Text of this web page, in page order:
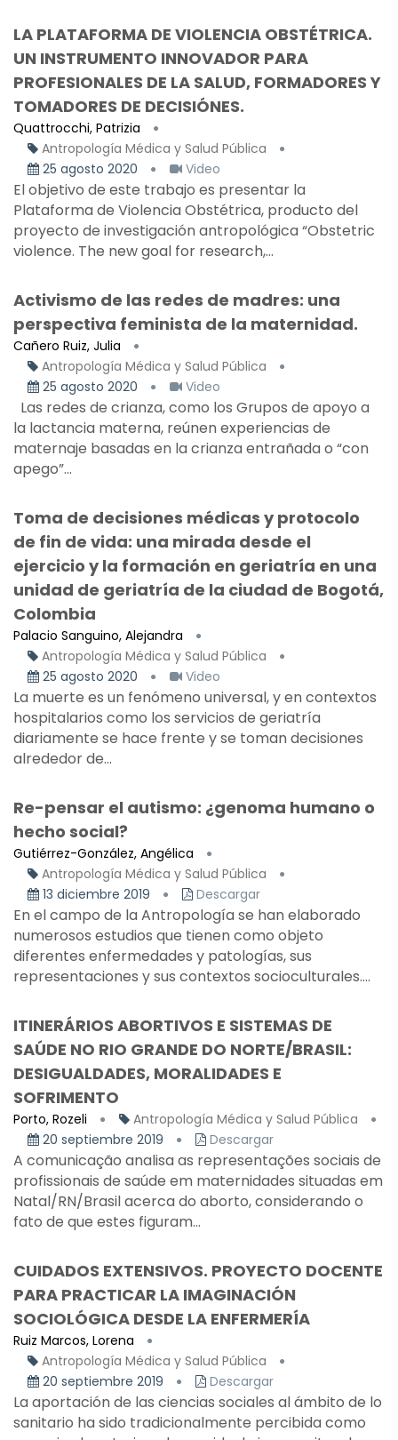
LA PLATAFORMA DE VIOLENCIA OBSTÉTRICA.
UN INSTRUMENTO INNOVADOR PARA
PROFESIONALES DE LA SALUD, FORMADORES Y
TOMADORES DE DECISIÓNES.
Quattrocchi, Patrizia
Antropología Médica y Salud Pública
25 agosto 2020
Video
El objetivo de este trabajo es presentar la
Plataforma de Violencia Obstétrica, producto del
proyecto de investigación antropológica “Obstetric
violence. The new goal for research,...
Activismo de las redes de madres: una
perspectiva feminista de la maternidad.
Cañero Ruiz, Julia
Antropología Médica y Salud Pública
25 agosto 2020
Video
Las redes de crianza, como los Grupos de apoyo a
la lactancia materna, reúnen experiencias de
maternaje basadas en la crianza entrañada o “con
apego”...
Toma de decisiones médicas y protocolo
de fin de vida: una mirada desde el
ejercicio y la formación en geriatría en una
unidad de geriatría de la ciudad de Bogotá,
Colombia
Palacio Sanguino, Alejandra
Antropología Médica y Salud Pública
25 agosto 2020
Video
La muerte es un fenómeno universal, y en contextos
hospitalarios como los servicios de geriatría
diariamente se hace frente y se toman decisiones
alrededor de...
Re-pensar el autismo: ¿genoma humano o
hecho social?
Gutiérrez-González, Angélica
Antropología Médica y Salud Pública
13 diciembre 2019
Descargar
En el campo de la Antropología se han elaborado
numerosos estudios que tienen como objeto
diferentes enfermedades y patologías, sus
representaciones y sus contextos socioculturales....
ITINERÁRIOS ABORTIVOS E SISTEMAS DE
SAÚDE NO RIO GRANDE DO NORTE/BRASIL:
DESIGUALDADES, MORALIDADES E
SOFRIMENTO
Porto, Rozeli
Antropología Médica y Salud Pública
20 septiembre 2019
Descargar
A comunicação analisa as representações sociais de
profissionais de saúde em maternidades situadas em
Natal/RN/Brasil acerca do aborto, considerando o
fato de que estes figuram...
CUIDADOS EXTENSIVOS. PROYECTO DOCENTE
PARA PRACTICAR LA IMAGINACIÓN
SOCIOLÓGICA DESDE LA ENFERMERÍA
Ruiz Marcos, Lorena
Antropología Médica y Salud Pública
20 septiembre 2019
Descargar
La aportación de las ciencias sociales al ámbito de lo
sanitario ha sido tradicionalmente percibida como